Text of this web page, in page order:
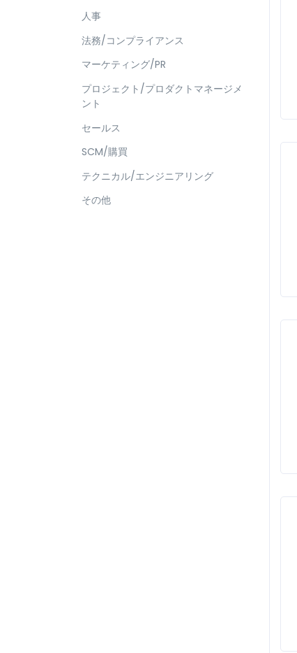
人事
法務/コンプライアンス
マーケティング/PR
プロジェクト/プロダクトマネージメ
ント
セールス
SCM/購買
テクニカル/エンジニアリング
その他